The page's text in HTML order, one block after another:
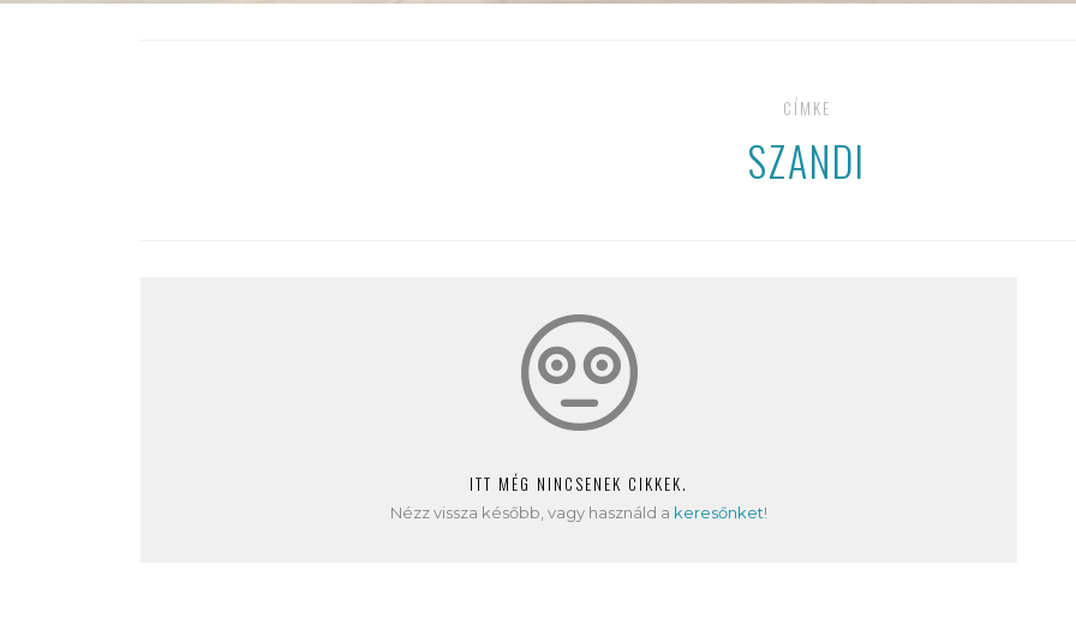
CÍMKE
SZANDI
ITT MÉG NINCSENEK CIKKEK.
Nézz vissza később, vagy használd a keresőnket!